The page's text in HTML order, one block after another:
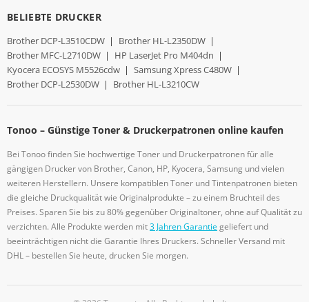
BELIEBTE DRUCKER
Brother DCP-L3510CDW | Brother HL-L2350DW |
Brother MFC-L2710DW | HP LaserJet Pro M404dn |
Kyocera ECOSYS M5526cdw | Samsung Xpress C480W |
Brother DCP-L2530DW | Brother HL-L3210CW
Tonoo – Günstige Toner & Druckerpatronen online kaufen
Bei Tonoo finden Sie hochwertige Toner und Druckerpatronen für alle
gängigen Drucker von Brother, Canon, HP, Kyocera, Samsung und vielen
weiteren Herstellern. Unsere kompatiblen Toner und Tintenpatronen bieten
die gleiche Druckqualität wie Originalprodukte – zu einem Bruchteil des
Preises. Sparen Sie bis zu 80% gegenüber Originaltoner, ohne auf Qualität zu
verzichten. Alle Produkte werden mit3 Jahren Garantiegeliefert und
beeinträchtigen nicht die Garantie Ihres Druckers. Schneller Versand mit
DHL – bestellen Sie heute, drucken Sie morgen.